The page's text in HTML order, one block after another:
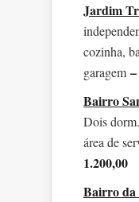
Jardim
cozinha,
garagem
Bairro
Dois
área de
1.200,00
Bairro da